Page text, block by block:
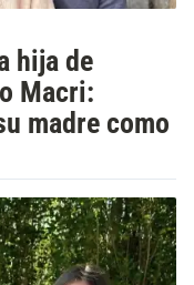
hija de
Macri:
madre como